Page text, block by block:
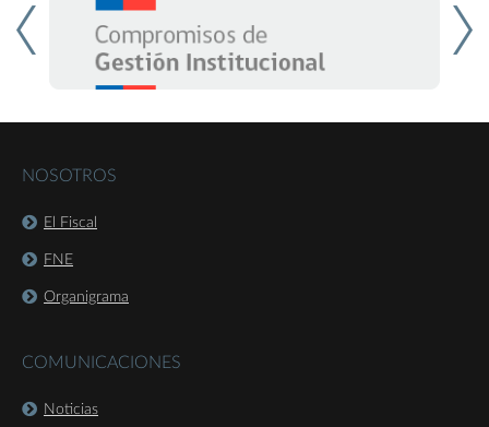
NOSOTROS
El Fiscal
FNE
Organigrama
COMUNICACIONES
Noticias